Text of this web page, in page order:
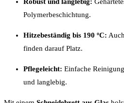
Robust und langlebig:
Polymerbeschichtung.
Hitzebeständig bis 190 ºC:
finden darauf Platz.
Pflegeleicht: Einfache
und langlebig.